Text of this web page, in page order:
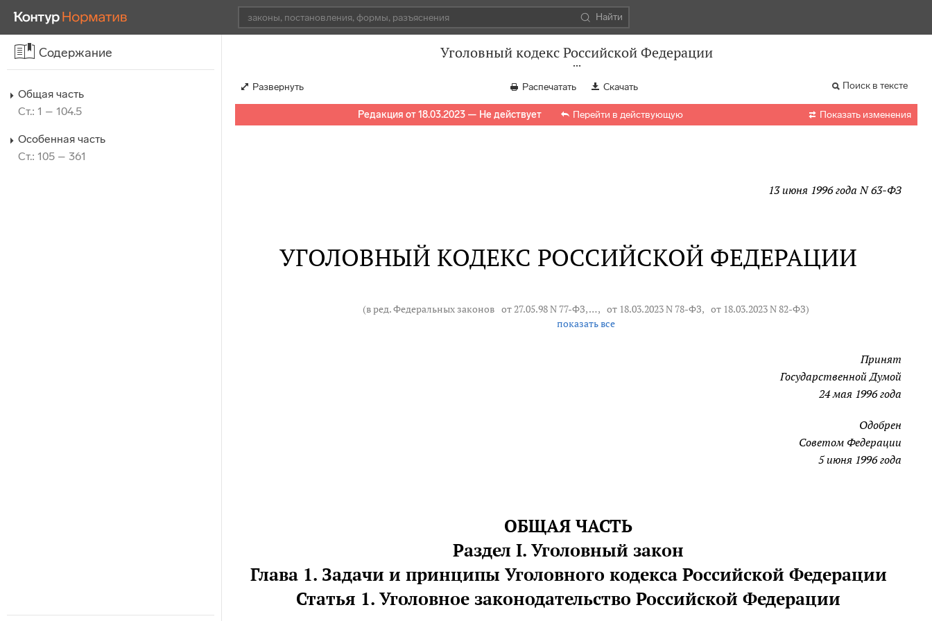
Найти
Содержание
Общая часть
Ст.: 1 – 104.5
Особенная часть
Ст.: 105 – 361
Уголовный кодекс Российской Федерации
Развернуть Распечатать Скачать Поиск в тексте
Редакция от 18.03.2023 — Не действует Перейти в действующую  Показать изменения
13 июня 1996 года N 63-ФЗ
УГОЛОВНЫЙ КОДЕКС РОССИЙСКОЙ ФЕДЕРАЦИИ
(в ред. Федеральных законов от 27.05.98 N 77-ФЗ, … , от 18.03.2023 N 78-ФЗ, от 18.03.2023 N 82-ФЗ)
показать все
Принят
Государственной Думой
24 мая 1996 года
Одобрен
Советом Федерации
5 июня 1996 года
ОБЩАЯ ЧАСТЬ
Раздел I. Уголовный закон
Глава 1. Задачи и принципы Уголовного кодекса Российской Федерации
Статья 1. Уголовное законодательство Российской Федерации